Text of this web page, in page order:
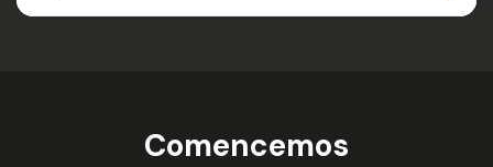
Comencemos